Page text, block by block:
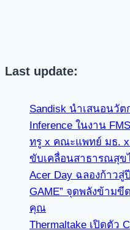
Last update:
Sandisk นำเสนอนวัต
Inference ในงาน
ทรู x คณะแพทย์ มธ. x
ขับเคลื่อนสาธารณสุข
Acer Day ฉลองก้าวสู่
GAME” จุดพลังข้าม
คุณ
Thermaltake เปิดตัว